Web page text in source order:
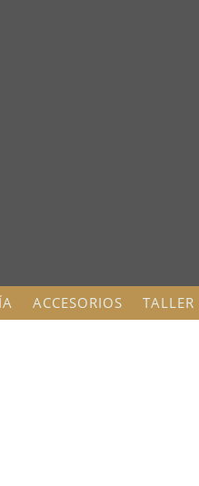
ACCESORIOS TALLER